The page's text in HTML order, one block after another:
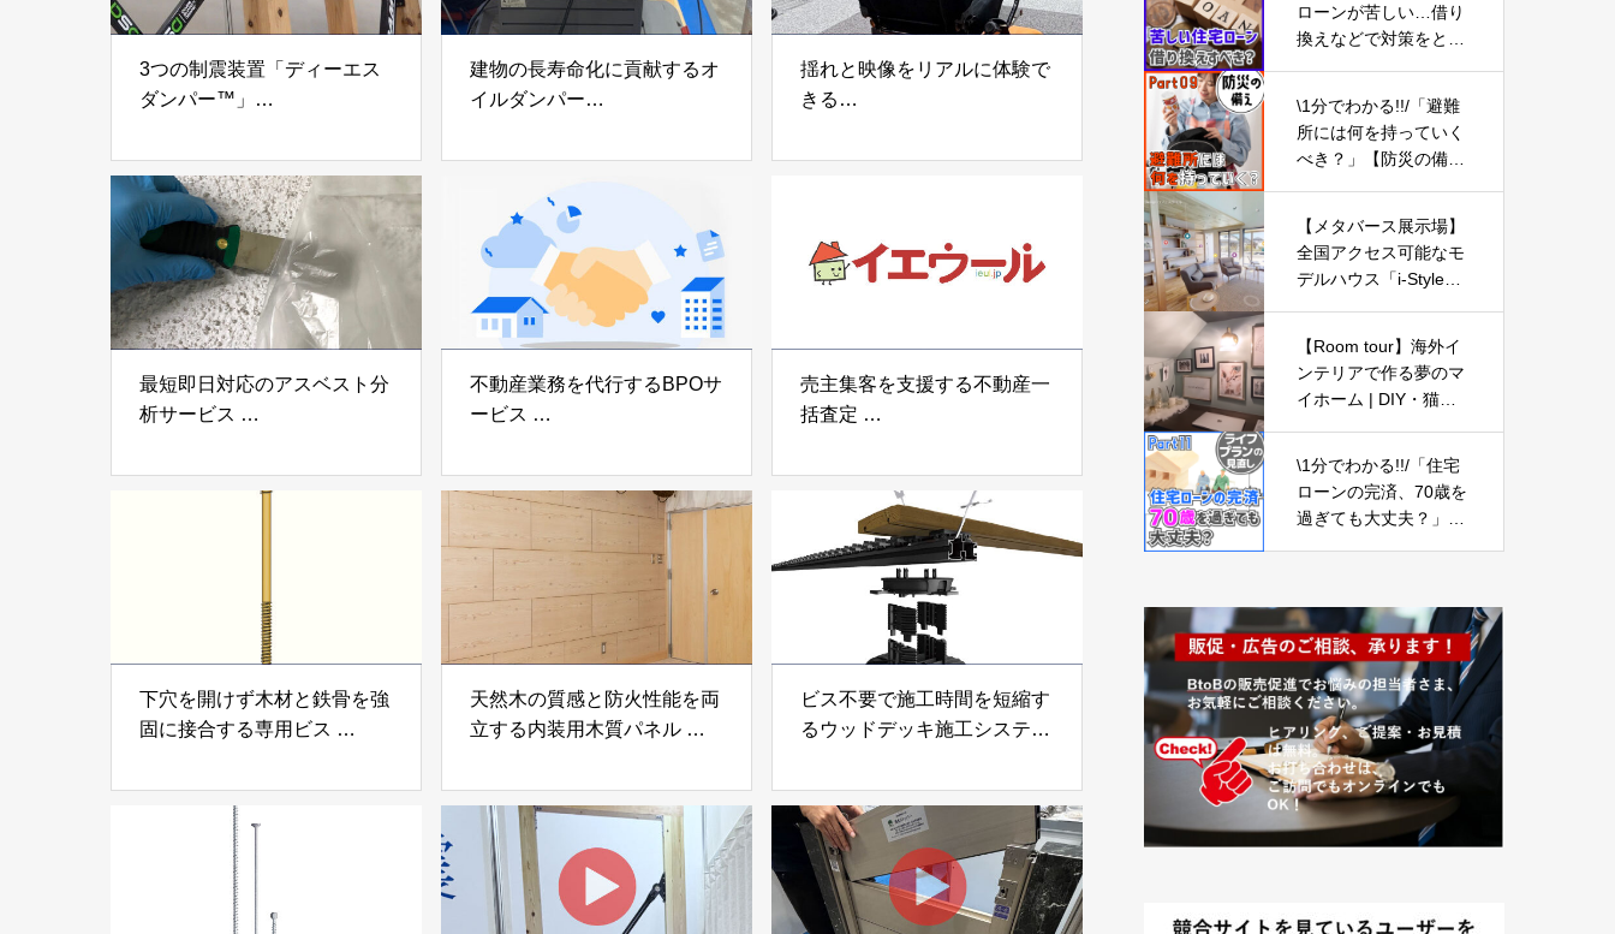
3つの制震装置「ディーエス
ダンパー™」
プ®」
アイディールブレーン株式会
社
建物の長寿命化に貢献するオ
イルダンパー
「evoltz」
揺れと映像をリアルに体験で
きる
「地震ザブトン」
最短即日対応のアスベスト分
析サービス
株式会社べスター
不動産業務を代行するBPOサ
ービス
らぶGROUP
売主集客を支援する不動産一
括査定
Speee
下穴を開けず木材と鉄骨を強
固に接合する専用ビス
株式会社
天然木の質感と防火性能を両
立する内装用木質パネル
モクパネル）」 合同会社サ
ンパテック
ビス不要で施工時間を短縮す
るウッドデッキ施工システム
JAPAN
ローンが苦しい…借り
換えなどで対策をとる
\1分でわかる!!/「避難
所には何を持っていく
べき？」【防災の備え
【メタバース展示場】
全国アクセス可能なモ
デルハウス「i-Style」
実現
【Room tour】海外イ
ンテリアで作る夢のマ
イホーム | DIY・猫と
\1分でわかる!!/「住宅
ローンの完済、70歳を
過ぎても大丈夫？」